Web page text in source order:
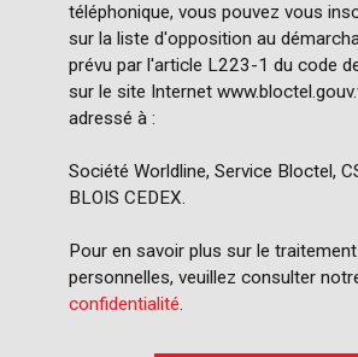
téléphonique, vous pouvez vous
sur la liste d'opposition au
prévu par l'article L223-1 du code
sur le site Internet
adressé à :
Société Worldline, Service Bloctel,
BLOIS CEDEX.
Pour en savoir plus sur le
personnelles, veuillez consulter
confidentialité.